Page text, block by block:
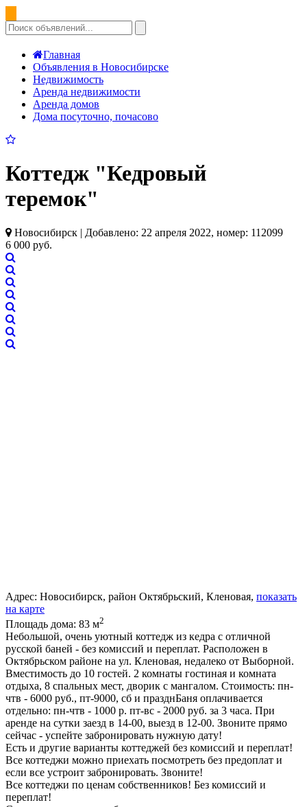
Главная
Объявления в Новосибирске
Недвижимость
Аренда недвижимости
Аренда домов
Дома посуточно, почасово
Коттедж "Кедровый
теремок"
Новосибирск | Добавлено: 22 апреля 2022, номер: 112099
6 000 руб.
Адрес: Новосибирск, район Октябрьский, Кленовая, показать
на карте
Площадь дома: 83 м2
Небольшой, очень уютный коттедж из кедра с отличной
русской баней - без комиссий и переплат. Расположен в
Октябрьском районе на ул. Кленовая, недалеко от Выборной.
Вместимость до 10 гостей. 2 комнаты гостиная и комната
отдыха, 8 спальных мест, дворик с мангалом. Стоимость: пн-
чтв - 6000 руб., пт-9000, сб и празднБаня оплачивается
отдельно: пн-чтв - 1000 р. пт-вс - 2000 руб. за 3 часа. При
аренде на сутки заезд в 14-00, выезд в 12-00. Звоните прямо
сейчас - успейте забронировать нужную дату!
Есть и другие варианты коттеджей без комиссий и переплат!
Все коттеджи можно приехать посмотреть без предоплат и
если все устроит забронировать. Звоните!
Все коттеджи по ценам собственников! Без комиссий и
переплат!